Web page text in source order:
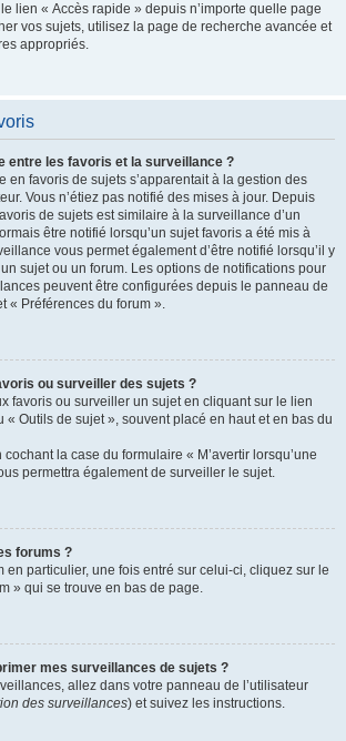
lien « Accès rapide » depuis n’importe quelle page
vos sujets, utilisez la page de recherche avancée et
appropriés.
entre les favoris et la surveillance ?
en favoris de sujets s’apparentait à la gestion des
Vous n’étiez pas notifié des mises à jour. Depuis
de sujets est similaire à la surveillance d’un
être notifié lorsqu’un sujet favoris a été mis à
vous permet également d’être notifié lorsqu’il y
sujet ou un forum. Les options de notifications pour
peuvent être configurées depuis le panneau de
« Préférences du forum ».
ou surveiller des sujets ?
favoris ou surveiller un sujet en cliquant sur le lien
« Outils de sujet », souvent placé en haut et en bas du
la case du formulaire « M’avertir lorsqu’une
permettra également de surveiller le sujet.
forums ?
en particulier, une fois entré sur celui-ci, cliquez sur le
» qui se trouve en bas de page.
mes surveillances de sujets ?
allez dans votre panneau de l’utilisateur
des surveillances) et suivez les instructions.